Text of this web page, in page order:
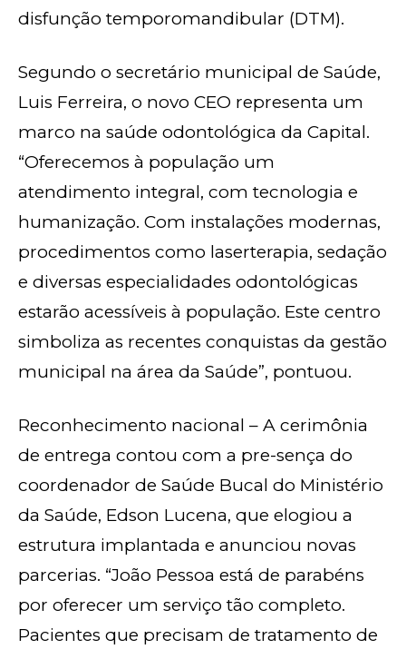
disfunção temporomandibular (DTM).
Segundo o secretário municipal de Saúde,
Luis Ferreira, o novo CEO representa um
marco na saúde odontológica da Capital.
“Oferecemos à população um
atendimento integral, com tecnologia e
humanização. Com instalações modernas,
procedimentos como laserterapia, sedação
e diversas especialidades odontológicas
estarão acessíveis à população. Este centro
simboliza as recentes conquistas da gestão
municipal na área da Saúde”, pontuou.
Reconhecimento nacional – A cerimônia
de entrega contou com a pre-sença do
coordenador de Saúde Bucal do Ministério
da Saúde, Edson Lucena, que elogiou a
estrutura implantada e anunciou novas
parcerias. “João Pessoa está de parabéns
por oferecer um serviço tão completo.
Pacientes que precisam de tratamento de